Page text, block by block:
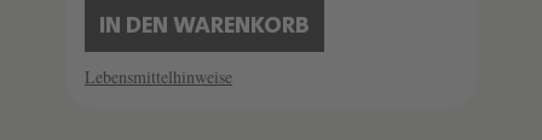
IN DEN WARENKORB
Lebensmittelhinweise